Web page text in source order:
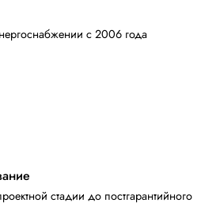
с 2006 года
стадии до постгарантийного